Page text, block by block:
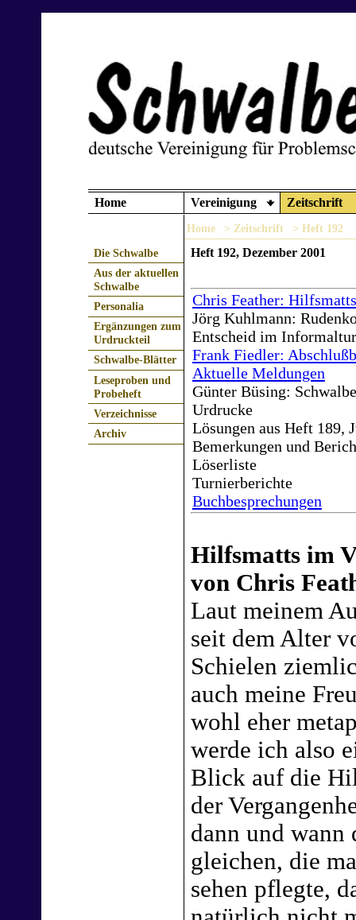
Home Vereinigung Zeitschrift
Die Schwalbe
Aus der aktuellen
Schwalbe
Personalia
Ergänzungen zum
Urdruckteil
Schwalbe-Blätter
Leseproben und
Probeheft
Verzeichnisse
Archiv
Home > Zeitschrift > Heft 192
Heft 192, Dezember 2001
Chris Feather:
Jörg Kuhlmann:
Entscheid im
Frank Fiedler:
Aktuelle Meldungen
Günter Büsing:
Urdrucke
Lösungen aus Heft 189,
Bemerkungen und
Löserliste
Turnierberichte
Buchbesprechungen
Hilfsmatts im
von Chris
Laut meinem
seit dem Alter
Schielen
auch meine
wohl eher
werde ich also
Blick auf die
der
dann und wann
gleichen, die
sehen pflegte,